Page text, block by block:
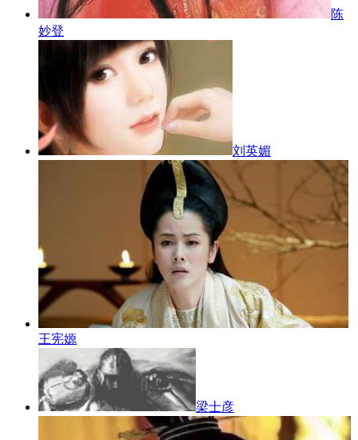
陈
妙登
刘英媚
王宪嫄
梁士彦